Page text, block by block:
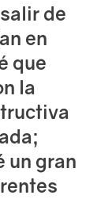
de
en
que
la
un gran